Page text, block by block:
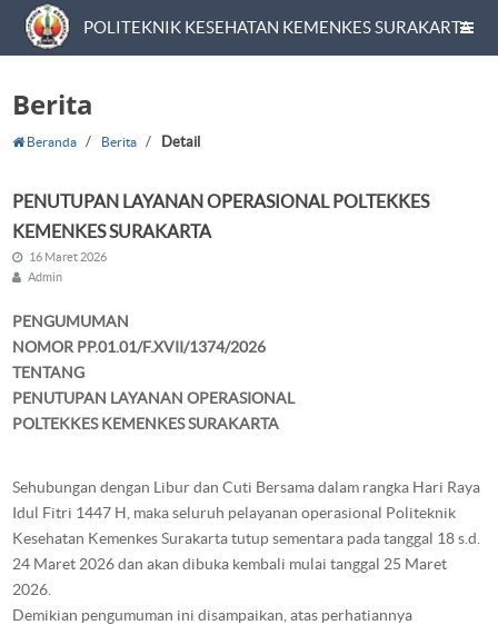
POLITEKNIK KESEHATAN KEMENKES SURAKARTA
Berita
Beranda / Berita / Detail
PENUTUPAN LAYANAN OPERASIONAL POLTEKKES
KEMENKES SURAKARTA
16 Maret 2026
Admin
PENGUMUMAN
NOMOR PP.01.01/F.XVII/1374/2026
TENTANG
PENUTUPAN LAYANAN OPERASIONAL
POLTEKKES KEMENKES SURAKARTA
Sehubungan dengan Libur dan Cuti Bersama dalam rangka Hari Raya
Idul Fitri 1447 H, maka seluruh pelayanan operasional Politeknik
Kesehatan Kemenkes Surakarta tutup sementara pada tanggal 18 s.d.
24 Maret 2026 dan akan dibuka kembali mulai tanggal 25 Maret
2026.
Demikian pengumuman ini disampaikan, atas perhatiannya